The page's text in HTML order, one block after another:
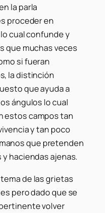
la parla
proceder en
cual confunde y
que muchas veces
si fueran
la distinción
que ayuda a
ángulos lo cual
estos campos tan
y tan poco
que pretenden
haciendas ajenas.
de las grietas
pero dado que se
volver